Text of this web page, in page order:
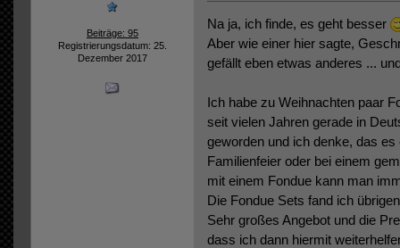
Beiträge: 95
Registrierungsdatum: 25.
Dezember 2017
Na ja, ich finde, es geht besser
Aber wie einer hier sagte,
gefällt eben etwas anderes ...
Ich habe zu Weihnachten paar
seit vielen Jahren gerade in
geworden und ich denke, das
Familienfeier oder bei einem
mit einem Fondue kann man
Die Fondue Sets fand ich
Sehr großes Angebot und die
dass ich dann hiermit